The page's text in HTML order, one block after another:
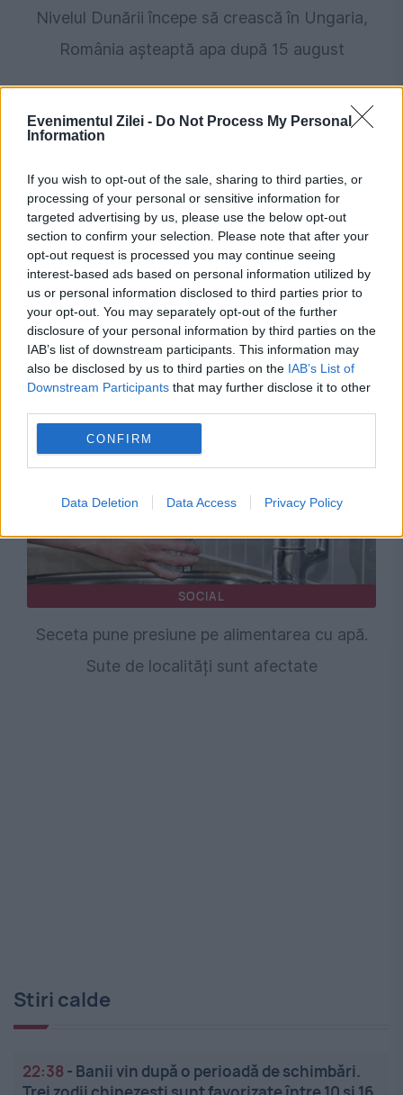
Evenimentul Zilei - Do Not Process My Personal
Information
If you wish to opt-out of the sale, sharing to third parties, or
processing of your personal or sensitive information for
targeted advertising by us, please use the below opt-out
section to confirm your selection. Please note that after your
opt-out request is processed you may continue seeing
interest-based ads based on personal information utilized by
us or personal information disclosed to third parties prior to
your opt-out. You may separately opt-out of the further
disclosure of your personal information by third parties on the
IAB’s list of downstream participants. This information may
also be disclosed by us to third parties on the IAB’s List of
Downstream Participants that may further disclose it to other
CONFIRM
Data Deletion Data Access Privacy Policy
Nivelul Dunării începe să crească în Ungaria,
România așteaptă apa după 15 august
SOCIAL
Germania raționalizează apa din cauza
secetei. Amenzi de până la 50.000 de euro la
München
SOCIAL
Seceta pune presiune pe alimentarea cu apă.
Sute de localități sunt afectate
Stiri calde
22:38 - Banii vin după o perioadă de schimbări.